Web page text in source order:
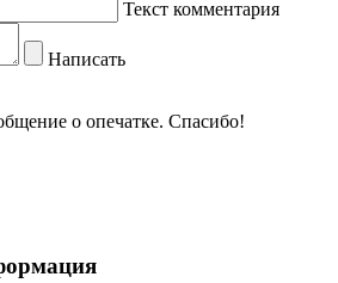
Текст комментария
Написать
о опечатке. Спасибо!